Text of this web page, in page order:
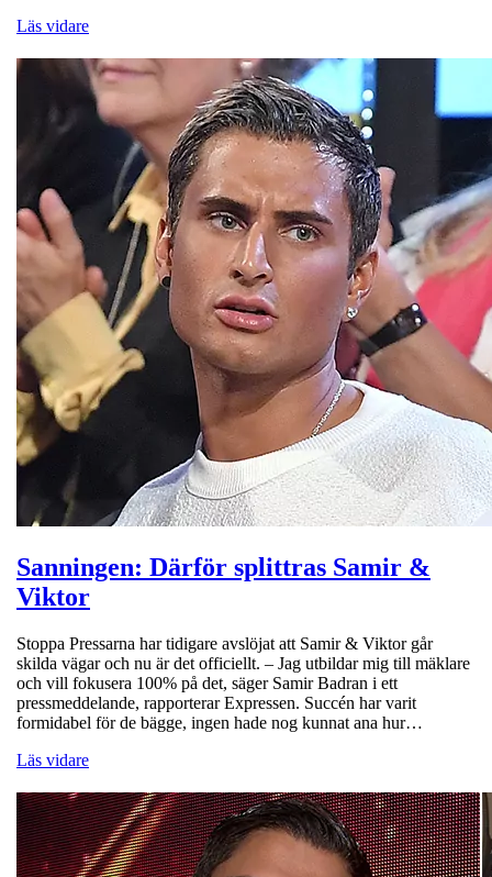
Läs vidare
Sanningen: Därför splittras Samir &
Viktor
Stoppa Pressarna har tidigare avslöjat att Samir & Viktor går
skilda vägar och nu är det officiellt. – Jag utbildar mig till mäklare
och vill fokusera 100% på det, säger Samir Badran i ett
pressmeddelande, rapporterar Expressen. Succén har varit
formidabel för de bägge, ingen hade nog kunnat ana hur…
Läs vidare